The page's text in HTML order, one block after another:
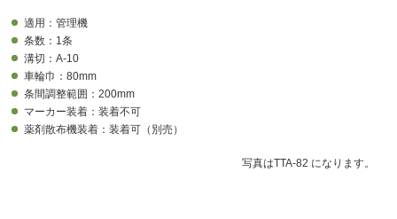
適用：管理機
条数：1条
溝切：A-10
車輪巾：80mm
条間調整範囲：200mm
マーカー装着：装着不可
薬剤散布機装着：装着可（別売）
写真はTTA-82 になります。